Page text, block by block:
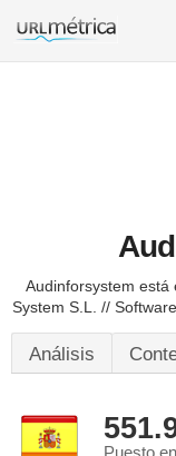
Audinforsystem está
System S.L. //
Análisis